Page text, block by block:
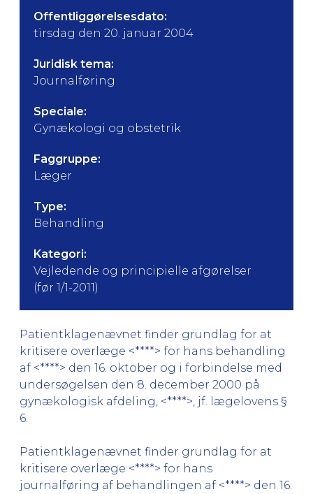
Offentliggørelsesdato:
tirsdag den 20. januar 2004
Juridisk tema:
Journalføring
Speciale:
Gynækologi og obstetrik
Faggruppe:
Læger
Type:
Behandling
Kategori:
Vejledende og principielle afgørelser
(før 1/1-2011)
Patientklagenævnet finder grundlag for at
kritisere overlæge <****> for hans behandling
af <****> den 16. oktober og i forbindelse med
undersøgelsen den 8. december 2000 på
gynækologisk afdeling, <****>, jf. lægelovens §
6.
Patientklagenævnet finder grundlag for at
kritisere overlæge <****> for hans
journalføring af behandlingen af <****> den 16.